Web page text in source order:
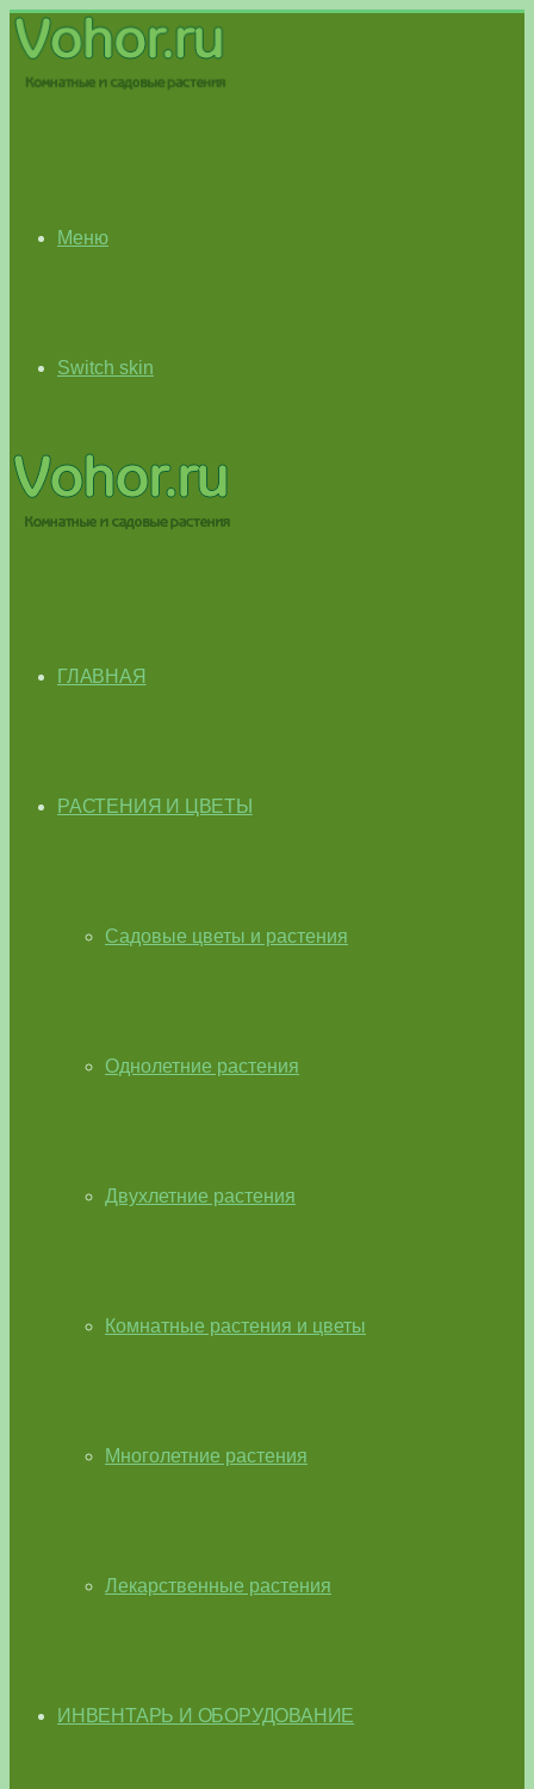
Меню
Switch skin
ГЛАВНАЯ
РАСТЕНИЯ И ЦВЕТЫ
Садовые цветы и растения
Однолетние растения
Двухлетние растения
Комнатные растения и цветы
Многолетние растения
Лекарственные растения
ИНВЕНТАРЬ И ОБОРУДОВАНИЕ